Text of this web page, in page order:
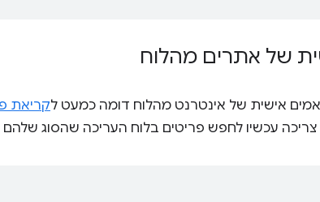
של אתרים מהלוח
אישית של אינטרנט מהלוח דומה כמעט לקריאת
עכשיו לחפש פריטים בלוח העריכה שהסוג